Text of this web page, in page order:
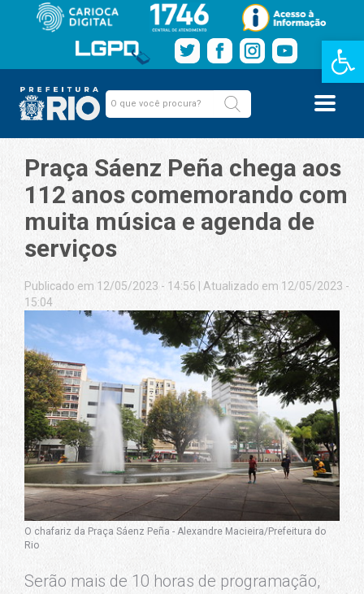
Barra de
Praça Sáenz Peña chega aos
112 anos comemorando com
muita música e agenda de
serviços
Publicado em 12/05/2023 - 14:56
Atualizado em 12/05/2023 -
15:04
O chafariz da Praça Sáenz Peña - Alexandre Macieira/Prefeitura do
Rio
Serão mais de 10 horas de programação,